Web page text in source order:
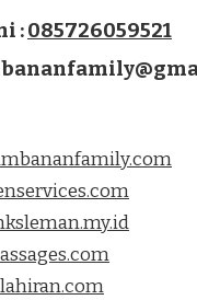
:085726059521